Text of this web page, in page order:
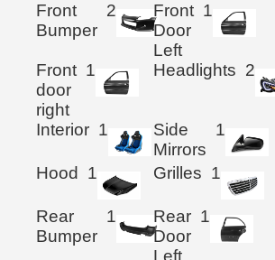
Front
Bumper
2
Front
Door
Left
1
Front
door
right
1 Headlights 2
Interior 1
Side
Mirrors
1
Hood 1 Grilles 1
Rear
Bumper
1
Rear
Door
1